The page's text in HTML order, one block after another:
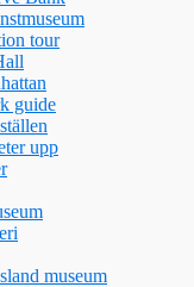
tour
guide
upp
museum